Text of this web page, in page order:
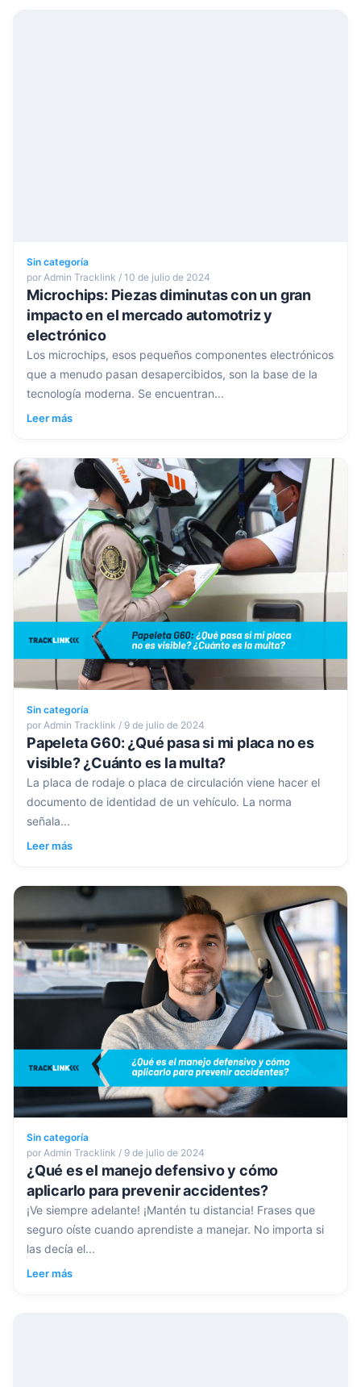
Sin categoría
por Admin Tracklink / 10 de julio de 2024
Microchips: Piezas diminutas con un gran
impacto en el mercado automotriz y
electrónico
Los microchips, esos pequeños componentes electrónicos
que a menudo pasan desapercibidos, son la base de la
tecnología moderna. Se encuentran...
Leer más
Sin categoría
por Admin Tracklink / 9 de julio de 2024
Papeleta G60: ¿Qué pasa si mi placa no es
visible? ¿Cuánto es la multa?
La placa de rodaje o placa de circulación viene hacer el
documento de identidad de un vehículo. La norma
señala...
Leer más
Sin categoría
por Admin Tracklink / 9 de julio de 2024
¿Qué es el manejo defensivo y cómo
aplicarlo para prevenir accidentes?
¡Ve siempre adelante! ¡Mantén tu distancia! Frases que
seguro oíste cuando aprendiste a manejar. No importa si
las decía el...
Leer más